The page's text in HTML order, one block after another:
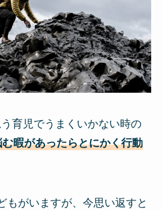
育児でうまくいかない時の
む暇があったらとにかく行動
もがいますが、今思い返すと